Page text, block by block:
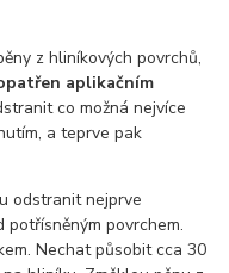
z hliníkových povrchů,
aplikačním
co možná nejvíce
a teprve pak
odstranit nejprve
potřísněným povrchem.
Nechat působit cca 30